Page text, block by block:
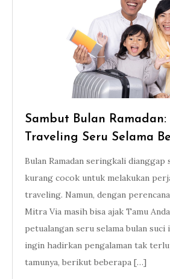
Sambut Bulan Ramadan:
Traveling Seru Selama
Bulan Ramadan seringkali dianggap
kurang cocok untuk melakukan
traveling. Namun, dengan
Mitra Via masih bisa ajak Tamu
petualangan seru selama bulan suci
ingin hadirkan pengalaman tak
tamunya, berikut beberapa […]